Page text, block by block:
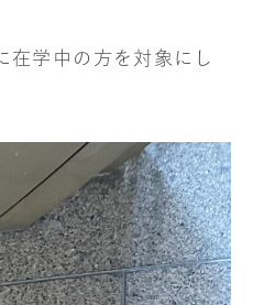
在学中の方を対象にし